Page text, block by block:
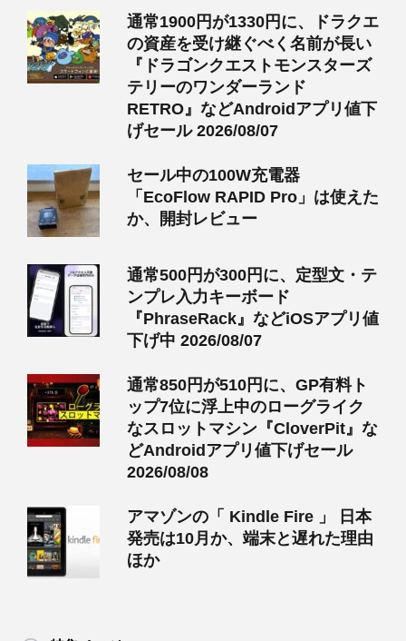
通常1900円が1330円に、ドラクエ
の資産を受け継ぐべく名前が長い
『ドラゴンクエストモンスターズ
テリーのワンダーランド
RETRO』などAndroidアプリ値下
げセール 2026/08/07
セール中の100W充電器
「EcoFlow RAPID Pro」は使えた
か、開封レビュー
通常500円が300円に、定型文・テ
ンプレ入力キーボード
『PhraseRack』などiOSアプリ値
下げ中 2026/08/07
通常850円が510円に、GP有料ト
ップ7位に浮上中のローグライク
なスロットマシン『CloverPit』な
どAndroidアプリ値下げセール
2026/08/08
アマゾンの「 Kindle Fire 」 日本
発売は10月か、端末と遅れた理由
ほか